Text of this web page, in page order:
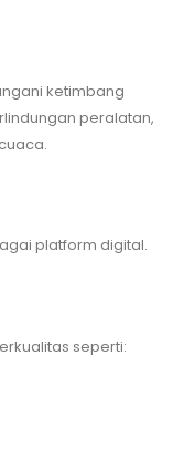
ketimbang
peralatan,
platform digital.
seperti: